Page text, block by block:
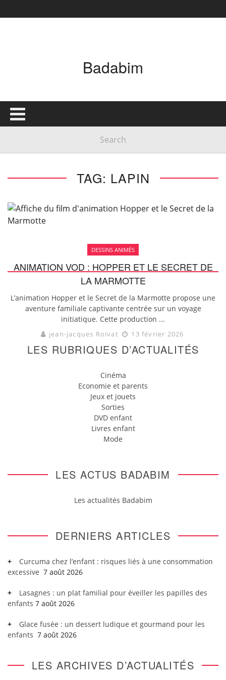
Badabim
TAG: LAPIN
DESSINS ANIMÉS
ANIMATION VOD : HOPPER ET LE SECRET DE
LA MARMOTTE
L’animation Hopper et le Secret de la Marmotte propose une
aventure familiale captivante centrée sur un voyage
initiatique. Cette production ...
jean-jacques Roivat 13 février 2026
LES RUBRIQUES D’ACTUALITÉS
Cinéma
Economie et parents
Jeux et jouets
Sorties
DVD enfant
Livres enfant
Mode
LES ACTUS BADABIM
Les actualités Badabim
DERNIERS ARTICLES
Curcuma chez l’enfant : risques liés à une consommation
excessive 7 août 2026
Lasagnes : un plat familial pour éveiller les papilles des
enfants 7 août 2026
Glace fusée : un dessert ludique et gourmand pour les
enfants 7 août 2026
LES ARCHIVES D’ACTUALITÉS